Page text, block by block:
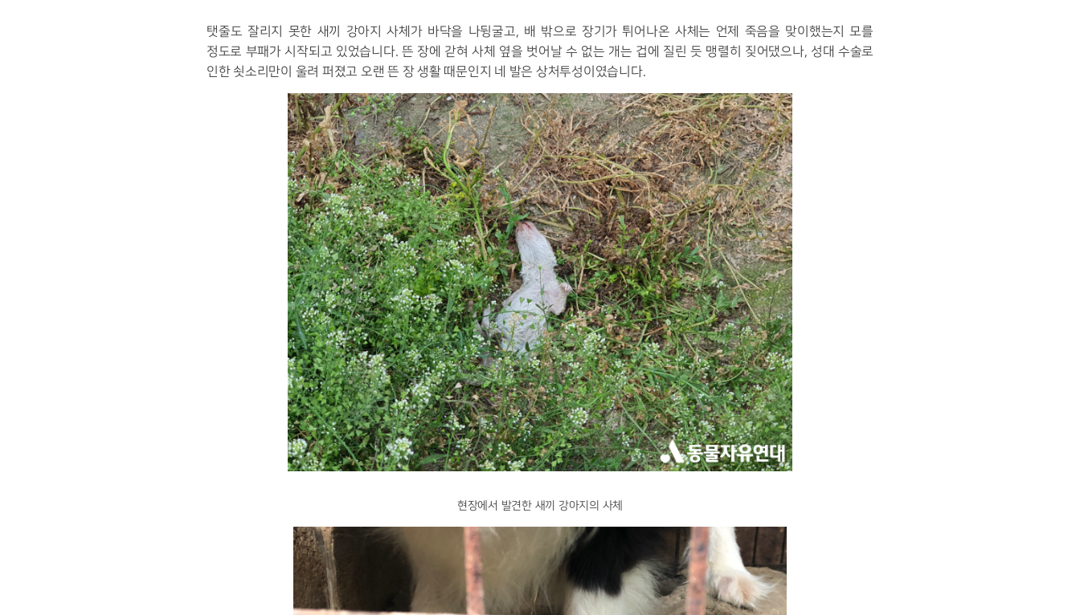
탯줄도 잘리지 못한 새끼 강아지 사체가 바닥을 나뒹굴고, 배 밖으로 장기가 튀어나온 사체는 언제 죽음을 맞이했는지 모를
정도로 부패가 시작되고 있었습니다. 뜬 장에 갇혀 사체 옆을 벗어날 수 없는 개는 겁에 질린 듯 맹렬히 짖어댔으나, 성대 수술로
인한 쇳소리만이 울려 퍼졌고 오랜 뜬 장 생활 때문인지 네 발은 상처투성이였습니다.
현장에서 발견한 새끼 강아지의 사체